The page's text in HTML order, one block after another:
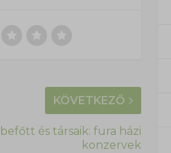
KÖVETKEZŐ
és társaik: fura házi
konzervek